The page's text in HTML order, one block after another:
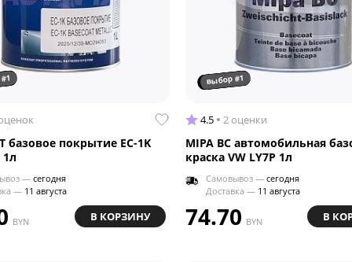
базовое покрытие EC-1K
1л
— сегодня
— 11 августа
BYN В КОРЗИНУ
выбор #1
4.5 2 оценки
MIPA BC автомобильная
краска VW LY7P 1л
Самовывоз — сегодня
Доставка — 11 августа
74.70 BYN В